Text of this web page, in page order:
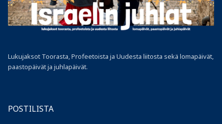
Lukujaksot Toorasta, Profeetoista ja Uudesta liitosta sekä lomapäivät,
paastopäivät ja juhlapäivät.
POSTILISTA